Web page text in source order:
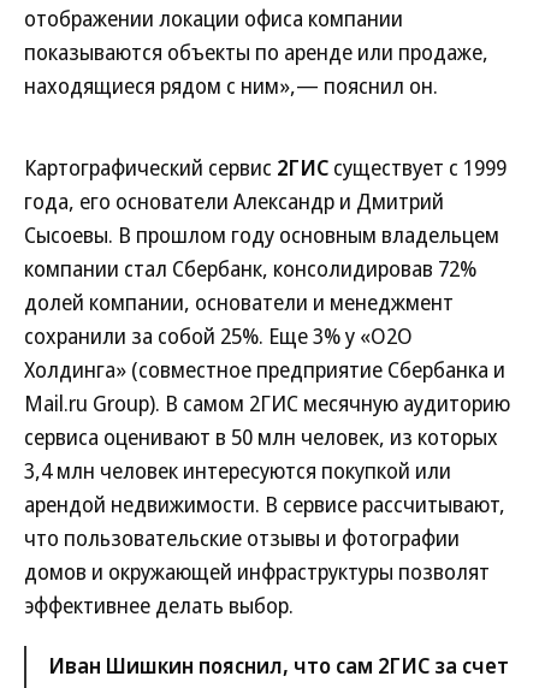
отображении локации офиса компании
показываются объекты по аренде или продаже,
находящиеся рядом с ним»,— пояснил он.
Картографический сервис 2ГИС существует с 1999
года, его основатели Александр и Дмитрий
Сысоевы. В прошлом году основным владельцем
компании стал Сбербанк, консолидировав 72%
долей компании, основатели и менеджмент
сохранили за собой 25%. Еще 3% у «О2О
Холдинга» (совместное предприятие Сбербанка и
Mail.ru Group). В самом 2ГИС месячную аудиторию
сервиса оценивают в 50 млн человек, из которых
3,4 млн человек интересуются покупкой или
арендой недвижимости. В сервисе рассчитывают,
что пользовательские отзывы и фотографии
домов и окружающей инфраструктуры позволят
эффективнее делать выбор.
Иван Шишкин пояснил, что сам 2ГИС за счет